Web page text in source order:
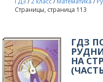
Страницы, страница 113
ГДЗ
НА